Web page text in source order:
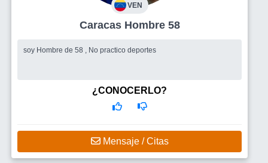
VEN
Caracas Hombre 58
soy Hombre de 58 , No practico deportes
¿CONOCERLO?
Mensaje / Citas